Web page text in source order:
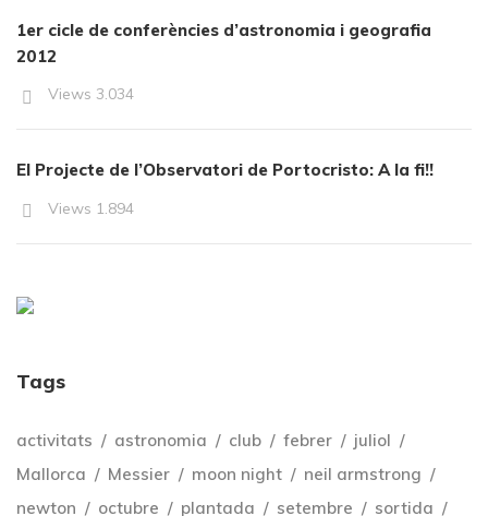
1er cicle de conferències d’astronomia i geografia
2012
Views 3.034
El Projecte de l’Observatori de Portocristo: A la fi!!
Views 1.894
Tags
activitats astronomia club febrer
juliol
Mallorca
Messier moon night
neil armstrong
newton
octubre plantada setembre
sortida